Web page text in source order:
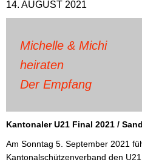
14. AUGUST 2021
Michelle & Michi
heiraten
Der Empfang
Kantonaler U21 Final 2021 /
Am Sonntag 5. September 2021
Kantonalschützenverband den